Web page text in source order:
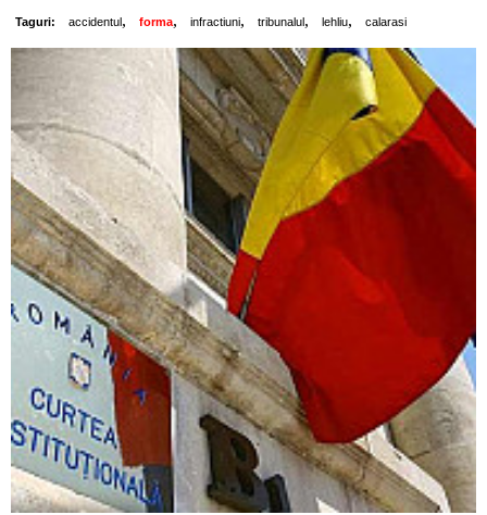
Taguri: accidentul , forma, infractiuni, tribunalul , lehliu, calarasi